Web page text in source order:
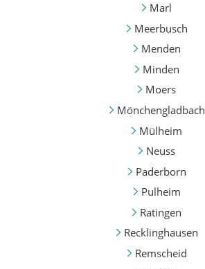
Marl
Meerbusch
Menden
Minden
Moers
Mönchengladbach
Mülheim
Neuss
Paderborn
Pulheim
Ratingen
Recklinghausen
Remscheid